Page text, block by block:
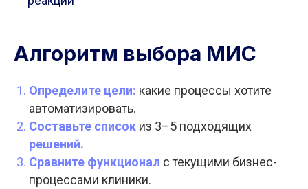
Алгоритм выбора МИС
Определите цели: какие процессы хотите
автоматизировать.
Составьте список из 3–5 подходящих
решений.
Сравните функционал с текущими бизнес-
процессами клиники.